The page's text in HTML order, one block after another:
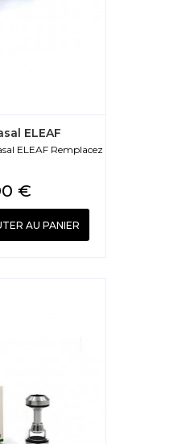
ELEAF
ELEAF Remplacez
€
AU PANIER